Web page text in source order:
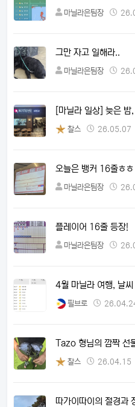
마닐라은팀장
그만 자고 일해라..
마닐라은팀장
[마닐라 일상] 늦은
찰스 26.05.07
오늘은 뱅커 16줄ㅎㅎ
마닐라은팀장
플레이어 16줄 등장!
마닐라은팀장
4월 마닐라 여행, 날
필브로
Tazo 형님의 깜짝 선
찰스 26.04.15
따가이따이의 절경과